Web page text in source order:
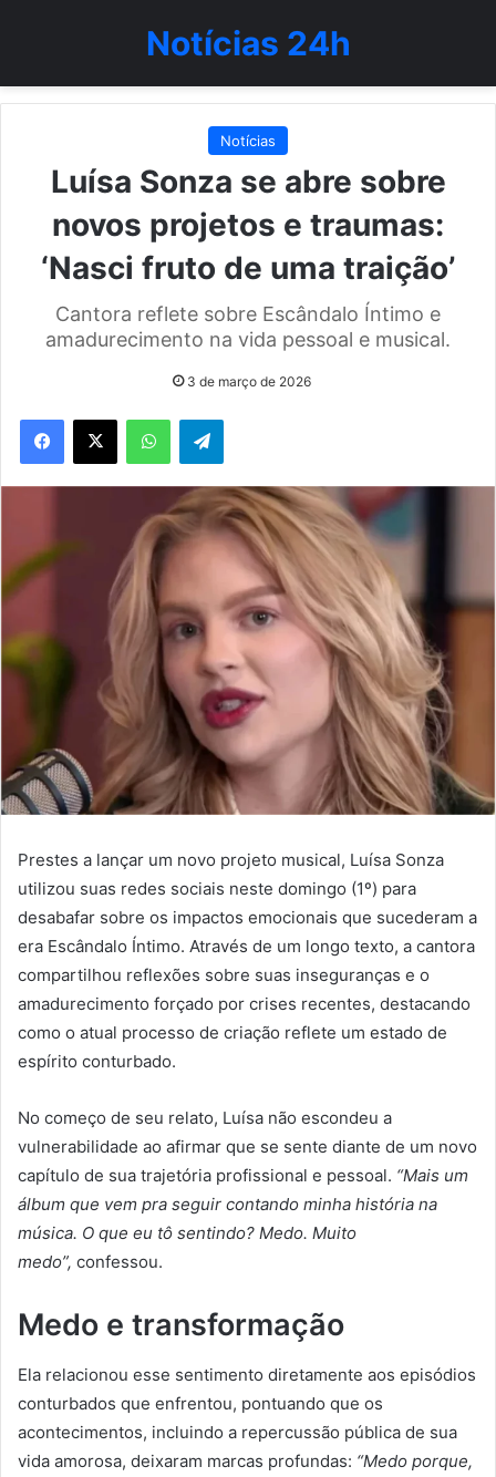
Notícias 24h
Notícias
Luísa Sonza se abre sobre
novos projetos e traumas:
‘Nasci fruto de uma traição’
Cantora reflete sobre Escândalo Íntimo e
amadurecimento na vida pessoal e musical.
3 de março de 2026
WhatsAppTelegram
Prestes a lançar um novo projeto musical, Luísa Sonza
utilizou suas redes sociais neste domingo (1º) para
desabafar sobre os impactos emocionais que sucederam a
era Escândalo Íntimo. Através de um longo texto, a cantora
compartilhou reflexões sobre suas inseguranças e o
amadurecimento forçado por crises recentes, destacando
como o atual processo de criação reflete um estado de
espírito conturbado.
No começo de seu relato, Luísa não escondeu a
vulnerabilidade ao afirmar que se sente diante de um novo
capítulo de sua trajetória profissional e pessoal. “Mais um
álbum que vem pra seguir contando minha história na
música. O que eu tô sentindo? Medo. Muito
medo”, confessou.
Medo e transformação
Ela relacionou esse sentimento diretamente aos episódios
conturbados que enfrentou, pontuando que os
acontecimentos, incluindo a repercussão pública de sua
vida amorosa, deixaram marcas profundas: “Medo porque,